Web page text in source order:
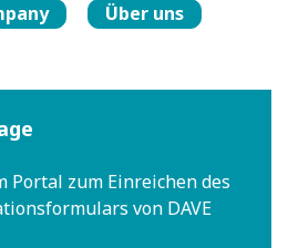
Über uns
Portal zum Einreichen des
von DAVE